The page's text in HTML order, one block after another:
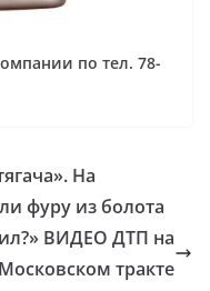
по тел. 78-
На
фуру из болота
ВИДЕО ДТП на
Московском тракте